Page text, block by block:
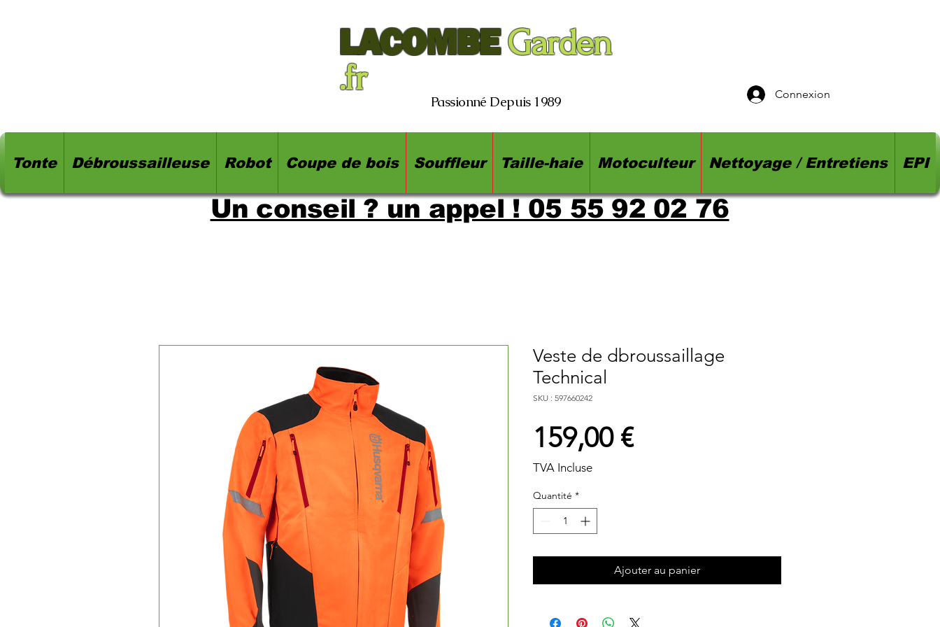
LACOMBE Garden
.fr
Passionné Depuis 1989 Connexion
Tonte Débroussailleuse Robot Coupe de bois Souffleur Taille-haie Motoculteur Nettoyage / Entretiens EPI
Un conseil ? un appel ! 05 55 92 02 76
Veste de dbroussaillage
Technical
SKU : 597660242
159,00 €Prix
TVA Incluse
Quantité *
Ajouter au panier